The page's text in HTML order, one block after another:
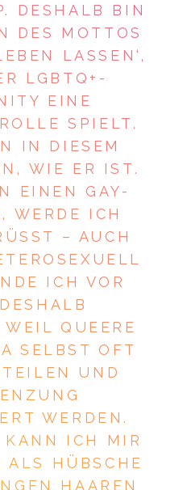
DESHALB BIN
DES MOTTOS
LASSEN‘,
LGBTQ+-
EINE
SPIELT.
IN DIESEM
WIE ER IST.
EINEN GAY-
WERDE ICH
– AUCH W
B
ICH VOR A
B
QUEERE M
OFT M
UND A
K
WERDEN. W
ICH MIR V
HÜBSCHE F
HAAREN W